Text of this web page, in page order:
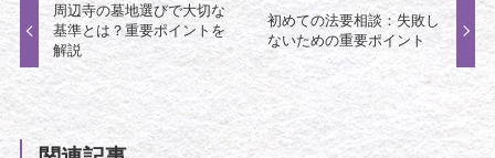
周辺寺の墓地選びで大切な
基準とは？重要ポイントを
解説
初めての法要相談：失敗し
ないための重要ポイント